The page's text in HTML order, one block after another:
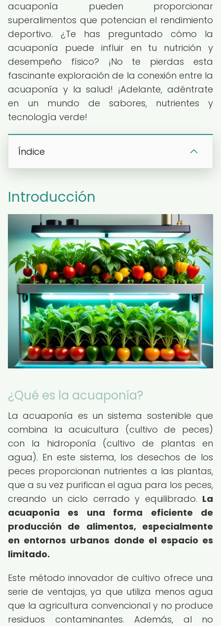
acuaponía pueden proporcionar
superalimentos que potencian el rendimiento
deportivo. ¿Te has preguntado cómo la
acuaponía puede influir en tu nutrición y
desempeño físico? ¡No te pierdas esta
fascinante exploración de la conexión entre la
acuaponía y la salud! ¡Adelante, adéntrate
en un mundo de sabores, nutrientes y
tecnología verde!
Índice
Introducción
¿Qué es la acuaponía?
La acuaponía es un sistema sostenible que
combina la acuicultura (cultivo de peces)
con la hidroponía (cultivo de plantas en
agua). En este sistema, los desechos de los
peces proporcionan nutrientes a las plantas,
que a su vez purifican el agua para los peces,
creando un ciclo cerrado y equilibrado. La
acuaponía es una forma eficiente de
producción de alimentos, especialmente
en entornos urbanos donde el espacio es
limitado.
Este método innovador de cultivo ofrece una
serie de ventajas, ya que utiliza menos agua
que la agricultura convencional y no produce
residuos contaminantes. Además, al no